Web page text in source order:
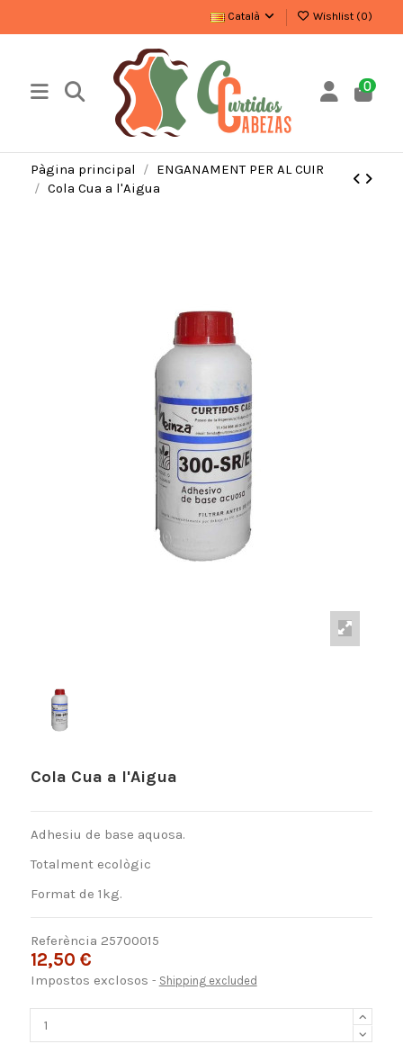
Català Wishlist (0)
0
Pàgina principal
ENGANAMENT PER AL CUIR
Cola Cua a l'Aigua
Cola Cua a l'Aigua
Adhesiu de base aquosa.
Totalment ecològic
Format de 1kg.
Referència 25700015
12,50 €
Impostos exclosos Shipping excluded